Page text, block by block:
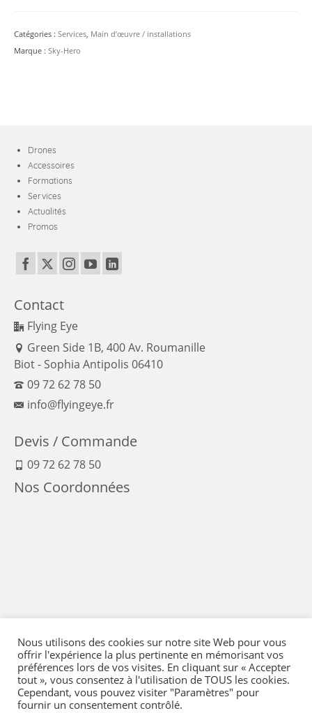
Catégories : Services, Main d’œuvre / installations
Marque : Sky-Hero
Drones
Accessoires
Formations
Services
Actualités
Promos
Contact
Flying Eye
Green Side 1B, 400 Av. Roumanille
Biot - Sophia Antipolis 06410
09 72 62 78 50
info@flyingeye.fr
Devis / Commande
09 72 62 78 50
Nos Coordonnées
Mentions Légales-Conditions générales de vente
Nous utilisons des cookies sur notre site Web pour vous
offrir l'expérience la plus pertinente en mémorisant vos
préférences lors de vos visites. En cliquant sur « Accepter
tout », vous consentez à l'utilisation de TOUS les cookies.
Cependant, vous pouvez visiter "Paramètres" pour
fournir un consentement contrôlé.